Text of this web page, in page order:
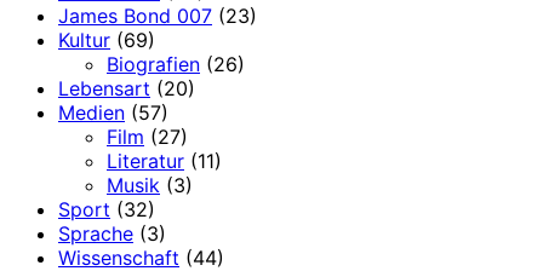
James Bond 007 (23)
Kultur (69)
Biografien (26)
Lebensart (20)
Medien (57)
Film (27)
Literatur (11)
Musik (3)
Sport (32)
Sprache (3)
Wissenschaft (44)